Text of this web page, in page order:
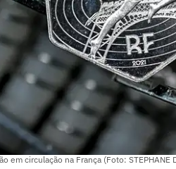
em circulação na França (Foto: STEPHANE